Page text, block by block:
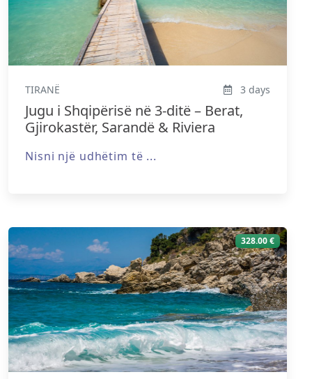
TIRANË 3 days
Jugu i Shqipërisë në 3-ditë – Berat,
Gjirokastër, Sarandë & Riviera
Nisni një udhëtim të ...
328.00 €